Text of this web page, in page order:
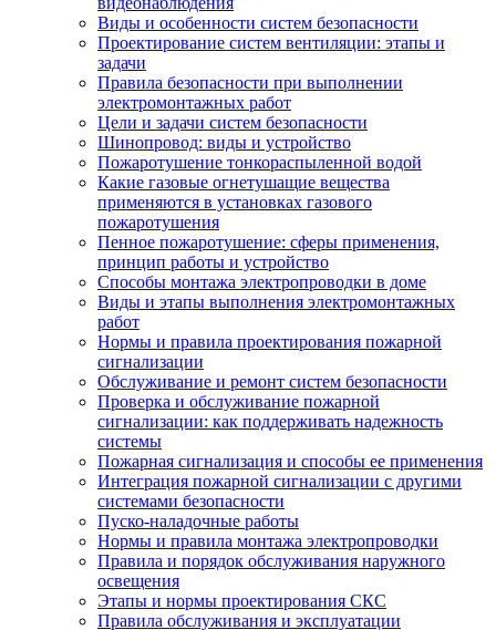
Виды и особенности систем безопасности
Проектирование систем вентиляции: этапы и
задачи
Правила безопасности при выполнении
электромонтажных работ
Цели и задачи систем безопасности
Шинопровод: виды и устройство
Пожаротушение тонкораспыленной водой
Какие газовые огнетушащие вещества
применяются в установках газового
пожаротушения
Пенное пожаротушение: сферы применения,
принцип работы и устройство
Способы монтажа электропроводки в доме
Виды и этапы выполнения электромонтажных
работ
Нормы и правила проектирования пожарной
сигнализации
Обслуживание и ремонт систем безопасности
Проверка и обслуживание пожарной
сигнализации: как поддерживать надежность
системы
Пожарная сигнализация и способы ее применения
Интеграция пожарной сигнализации с другими
системами безопасности
Пуско-наладочные работы
Нормы и правила монтажа электропроводки
Правила и порядок обслуживания наружного
освещения
Этапы и нормы проектирования СКС
Правила обслуживания и эксплуатации